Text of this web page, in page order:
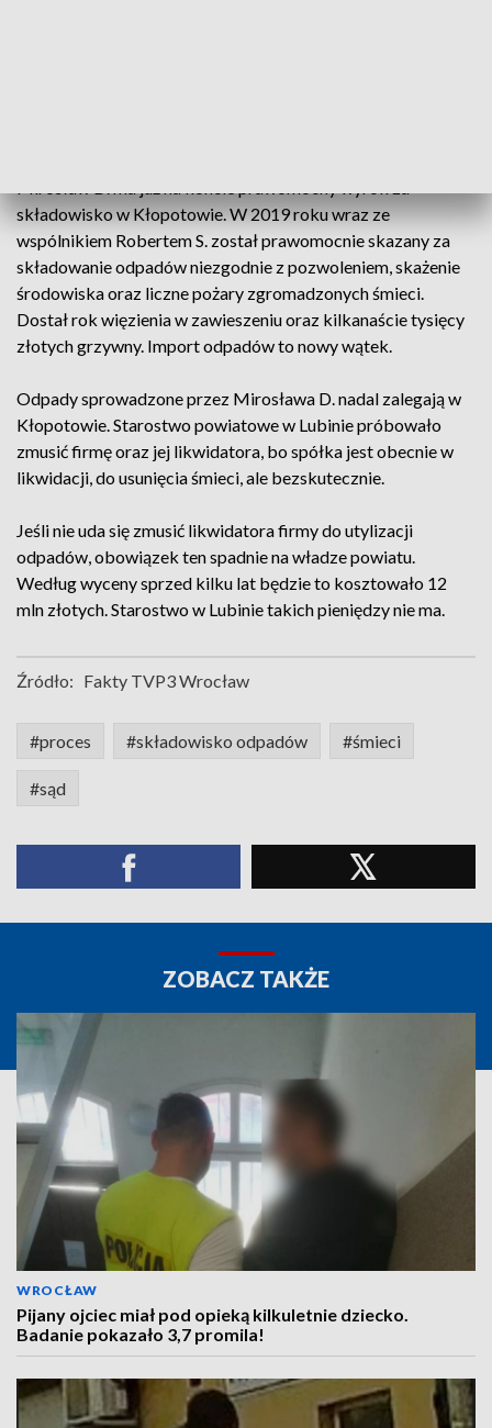
składowisko w Kłopotowie. W 2019 roku wraz ze
wspólnikiem Robertem S. został prawomocnie skazany za
składowanie odpadów niezgodnie z pozwoleniem, skażenie
środowiska oraz liczne pożary zgromadzonych śmieci.
Dostał rok więzienia w zawieszeniu oraz kilkanaście tysięcy
złotych grzywny. Import odpadów to nowy wątek.
Odpady sprowadzone przez Mirosława D. nadal zalegają w
Kłopotowie. Starostwo powiatowe w Lubinie próbowało
zmusić firmę oraz jej likwidatora, bo spółka jest obecnie w
likwidacji, do usunięcia śmieci, ale bezskutecznie.
Jeśli nie uda się zmusić likwidatora firmy do utylizacji
odpadów, obowiązek ten spadnie na władze powiatu.
Według wyceny sprzed kilku lat będzie to kosztowało 12
mln złotych. Starostwo w Lubinie takich pieniędzy nie ma.
Źródło: Fakty TVP3 Wrocław
#proces #składowisko odpadów #śmieci
#sąd
ZOBACZ TAKŻE
WROCŁAW
Pijany ojciec miał pod opieką kilkuletnie dziecko.
Badanie pokazało 3,7 promila!